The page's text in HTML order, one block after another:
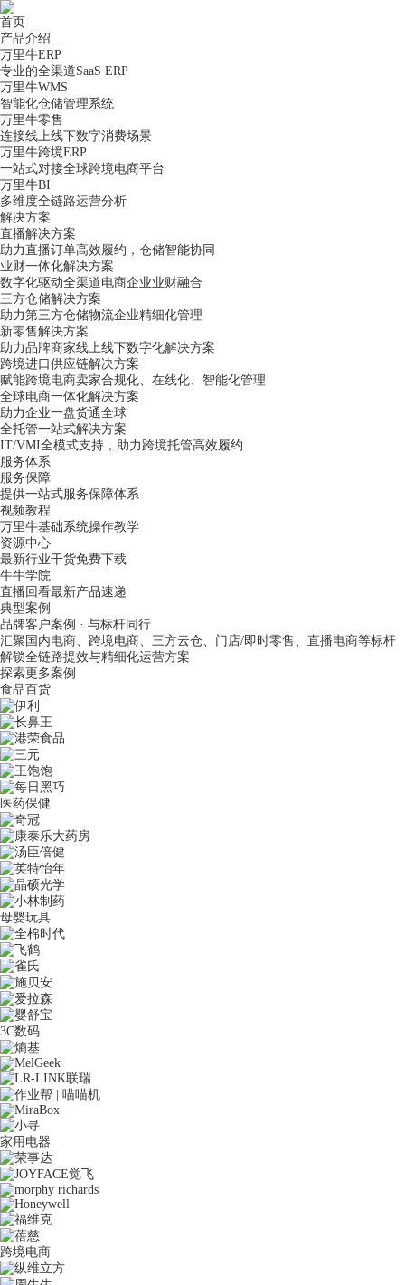
首页
产品介绍
万里牛ERP
专业的全渠道SaaS ERP
万里牛WMS
智能化仓储管理系统
万里牛零售
连接线上线下数字消费场景
万里牛跨境ERP
一站式对接全球跨境电商平台
万里牛BI
多维度全链路运营分析
解决方案
直播解决方案
助力直播订单高效履约，仓储智能协同
业财一体化解决方案
数字化驱动全渠道电商企业业财融合
三方仓储解决方案
助力第三方仓储物流企业精细化管理
新零售解决方案
助力品牌商家线上线下数字化解决方案
跨境进口供应链解决方案
赋能跨境电商卖家合规化、在线化、智能化管理
全球电商一体化解决方案
助力企业一盘货通全球
全托管一站式解决方案
IT/VMI全模式支持，助力跨境托管高效履约
服务体系
服务保障
提供一站式服务保障体系
视频教程
万里牛基础系统操作教学
资源中心
最新行业干货免费下载
牛牛学院
直播回看最新产品速递
典型案例
品牌客户案例 · 与标杆同行
汇聚国内电商、跨境电商、三方云仓、门店/即时零售、直播电商等标杆
解锁全链路提效与精细化运营方案
探索更多案例
食品百货
医药保健
母婴玩具
3C数码
家用电器
跨境电商